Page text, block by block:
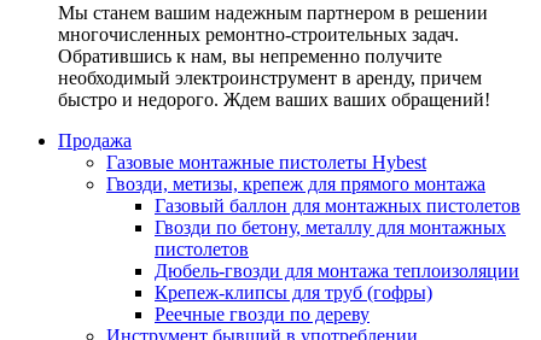
Мы станем вашим надежным партнером в решении
многочисленных ремонтно-строительных задач.
Обратившись к нам, вы непременно получите
необходимый электроинструмент в аренду, причем
быстро и недорого. Ждем ваших ваших обращений!
Продажа
Газовые монтажные пистолеты Hybest
Гвозди, метизы, крепеж для прямого монтажа
Газовый баллон для монтажных пистолетов
Гвозди по бетону, металлу для монтажных
пистолетов
Дюбель-гвозди для монтажа теплоизоляции
Крепеж-клипсы для труб (гофры)
Реечные гвозди по дереву
Инструмент бывший в употреблении